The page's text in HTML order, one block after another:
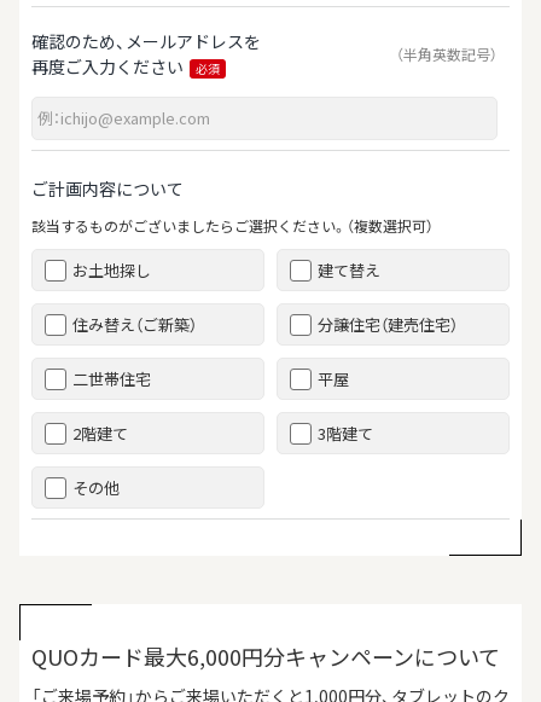
確認のため、メールアドレスを
再度ご入力ください
必須
（半角英数記号）
ご計画内容について
該当するものがございましたらご選択ください。（複数選択可）
お土地探し 建て替え
住み替え（ご新築） 分譲住宅（建売住宅）
二世帯住宅 平屋
2階建て 3階建て
その他
QUOカード最大6,000円分キャンペーンについて
「ご来場予約」からご来場いただくと1,000円分、タブレットのク